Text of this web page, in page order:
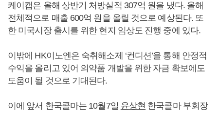
케이캡은 올해 상반기 처방실적 307억 원을 냈다. 올해
전체적으로 매출 600억 원을 올릴 것으로 예상된다. 또
한 미국시장 출시를 위한 현지 임상도 진행 중에 있다.
이밖에 HK이노엔은 숙취해소제 ‘컨디션’을 통해 안정적
수익을 올리고 있어 의약품 개발을 위한 자금 확보에도
도움이 될 것으로 기대된다.
이에 앞서 한국콜마는 10월7일 윤상현 한국콜마 부회장